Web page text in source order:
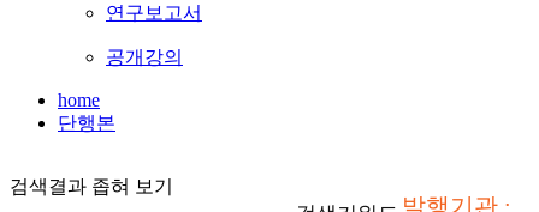
연구보고서
공개강의
home
단행본
검색결과 좁혀 보기
발행기관 :